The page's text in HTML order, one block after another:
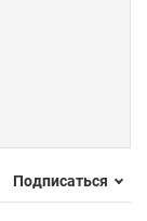
Подписаться